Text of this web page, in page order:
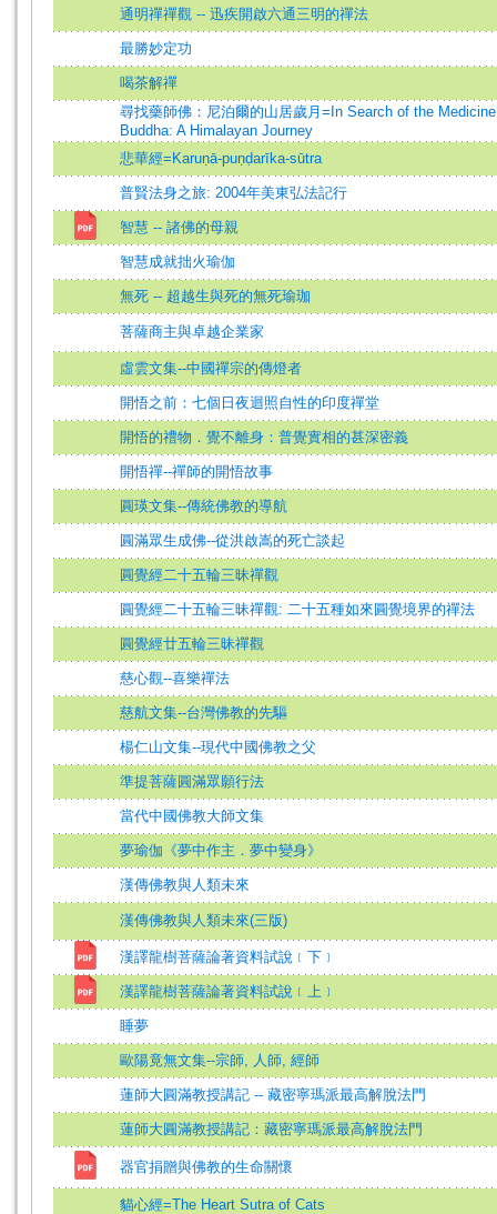
通明禪禪觀 -- 迅疾開啟六通三明的禪法
最勝妙定功
喝茶解禪
尋找藥師佛：尼泊爾的山居歲月=In Search of the Medicine
Buddha: A Himalayan Journey
悲華經=Karuṇā-puṇḍarīka-sūtra
普賢法身之旅: 2004年美東弘法記行
智慧 -- 諸佛的母親
智慧成就拙火瑜伽
無死 -- 超越生與死的無死瑜珈
菩薩商主與卓越企業家
虛雲文集--中國禪宗的傳燈者
開悟之前：七個日夜迴照自性的印度禪堂
開悟的禮物．覺不離身：普覺實相的甚深密義
開悟禪--禪師的開悟故事
圓瑛文集--傳統佛教的導航
圓滿眾生成佛--從洪啟嵩的死亡談起
圓覺經二十五輪三昧禪觀
圓覺經二十五輪三昧禪觀: 二十五種如來圓覺境界的禪法
圓覺經廿五輪三昧禪觀
慈心觀--喜樂禪法
慈航文集--台灣佛教的先驅
楊仁山文集--現代中國佛教之父
準提菩薩圓滿眾願行法
當代中國佛教大師文集
夢瑜伽《夢中作主．夢中變身》
漢傳佛教與人類未來
漢傳佛教與人類未來(三版)
漢譯龍樹菩薩論著資料試說﹝下﹞
漢譯龍樹菩薩論著資料試說﹝上﹞
睡夢
歐陽竟無文集--宗師, 人師, 經師
蓮師大圓滿教授講記 -- 藏密寧瑪派最高解脫法門
蓮師大圓滿教授講記：藏密寧瑪派最高解脫法門
器官捐贈與佛教的生命關懷
貓心經=The Heart Sutra of Cats